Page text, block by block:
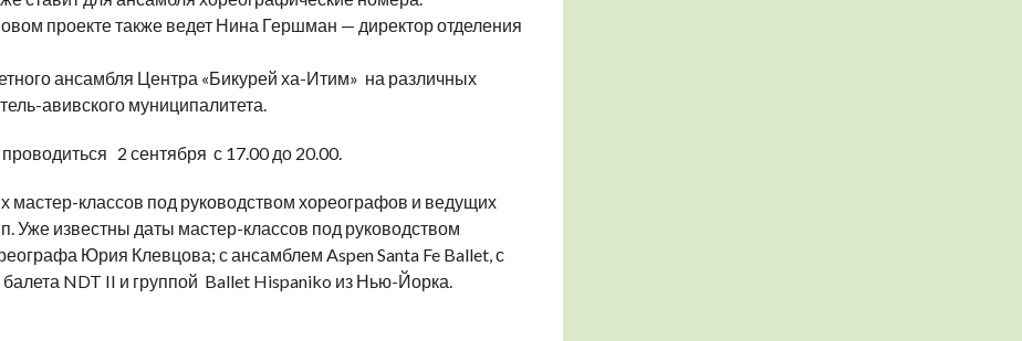
проекте также ведет Нина Гершман — директор отделения
ансамбля Центра «Бикурей ха-Итим» на различных
авивского муниципалитета.
2 сентября с 17.00 до 20.00.
мастер-классов под руководством хореографов и ведущих
Уже известны даты мастер-классов под руководством
Юрия Клевцова; с ансамблем Aspen Santa Fe Ballet, с
NDT II и группой Ballet Hispaniko из Нью-Йорка.